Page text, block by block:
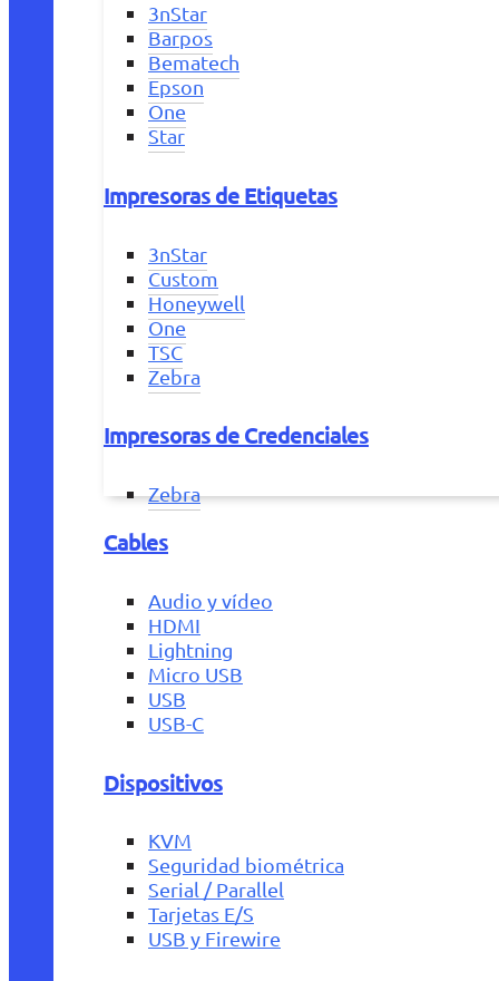
3nStar
Barpos
Bematech
Epson
One
Star
Impresoras de Etiquetas
3nStar
Custom
Honeywell
One
TSC
Zebra
Impresoras de Credenciales
Zebra
Cables
Audio y vídeo
HDMI
Lightning
Micro USB
USB
USB-C
Dispositivos
KVM
Seguridad biométrica
Serial / Parallel
Tarjetas E/S
USB y Firewire